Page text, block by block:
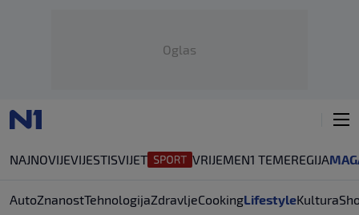
Oglas
NAJNOVIJEVIJESTISVIJET VRIJEMEN1 TEMEREGIJA
AutoZnanostTehnologijaZdravljeCookingLifestyleKultura